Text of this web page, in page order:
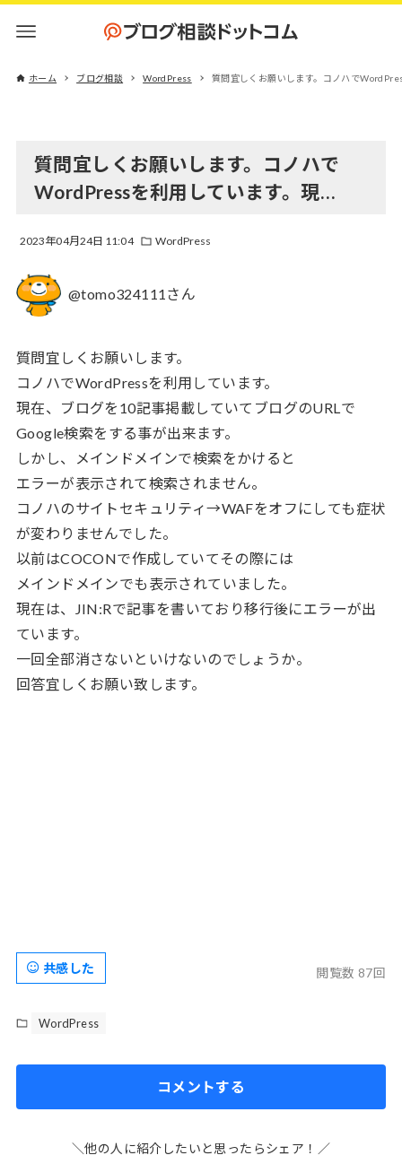
ホーム ブログ相談 WordPress 質問宜しくお願いします。コノハで
質問宜しくお願いします。コノハで
WordPressを利用しています。現…
2023年04月24日 11:04 WordPress
@tomo324111さん
質問宜しくお願いします。
コノハでWordPressを利用しています。
現在、ブログを10記事掲載していてブログのURLで
Google検索をする事が出来ます。
しかし、メインドメインで検索をかけると
エラーが表示されて検索されません。
コノハのサイトセキュリティ→WAFをオフにしても症状
が変わりませんでした。
以前はCOCONで作成していてその際には
メインドメインでも表示されていました。
現在は、JIN:Rで記事を書いており移行後にエラーが出
ています。
一回全部消さないといけないのでしょうか。
回答宜しくお願い致します。
閲覧数 87回
共感した
WordPress
コメントする
＼他の人に紹介したいと思ったらシェア！／